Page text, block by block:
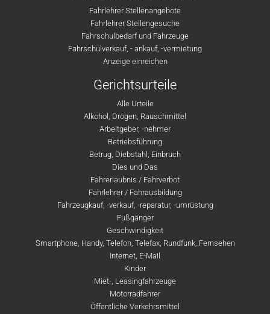
Fahrlehrer Stellenangebote
Fahrlehrer Stellengesuche
Fahrschulbedarf und Fahrzeuge
Fahrschulverkauf, - ankauf, -vermietung
Anzeige einreichen
Gerichtsurteile
Alle Urteile
Alkohol, Drogen, Rauschmittel
Arbeitgeber, -nehmer
Betriebsführung
Betrug, Diebstahl, Einbruch
Dies und Das
Fahrerlaubnis / Fahrverbot
Fahrlehrer / Fahrausbildung
Fahrzeugkauf, -verkauf, -reparatur, -umrüstung
Fußgänger
Geschwindigkeit
Smartphone, Handy, Telefon, Telefax, Rundfunk, Fernsehen
Internet, E-Mail
Kinder
Miet-, Leasingfahrzeuge
Motorradfahrer
Öffentliche Verkehrsmittel